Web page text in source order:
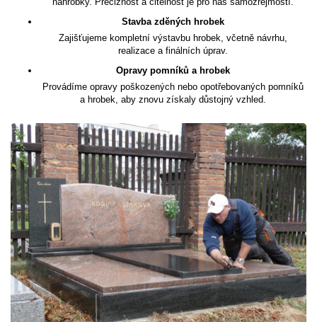
Stavba zděných hrobek
Zajišťujeme kompletní výstavbu hrobek, včetně návrhu,
realizace a finálních úprav.
Opravy pomníků a hrobek
Provádíme opravy poškozených nebo opotřebovaných pomníků
a hrobek, aby znovu získaly důstojný vzhled.